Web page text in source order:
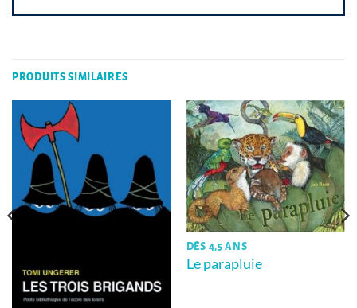
PRODUITS SIMILAIRES
DÈS 4,5 ANS
Le parapluie